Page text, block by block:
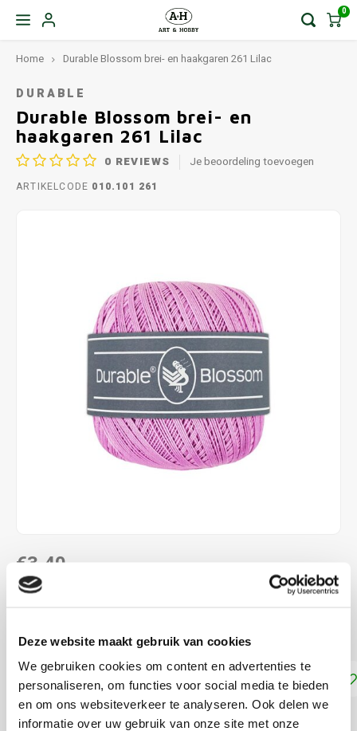
Deze website maakt gebruik van cookies
We gebruiken cookies om content en advertenties te
personaliseren, om functies voor social media te bieden
en om ons websiteverkeer te analyseren. Ook delen we
informatie over uw gebruik van onze site met onze
0
Home Durable Blossom brei- en haakgaren 261 Lilac
DURABLE
Durable Blossom brei- en
haakgaren 261 Lilac
0 REVIEWS Je beoordeling toevoegen
ARTIKELCODE 010.101 261
€3,40
DIRECT LEVERBAAR
Naalddikte: 1.5 - 1.75 mm Lees meer
Toevoegen aan winkelwagen
DELEN: